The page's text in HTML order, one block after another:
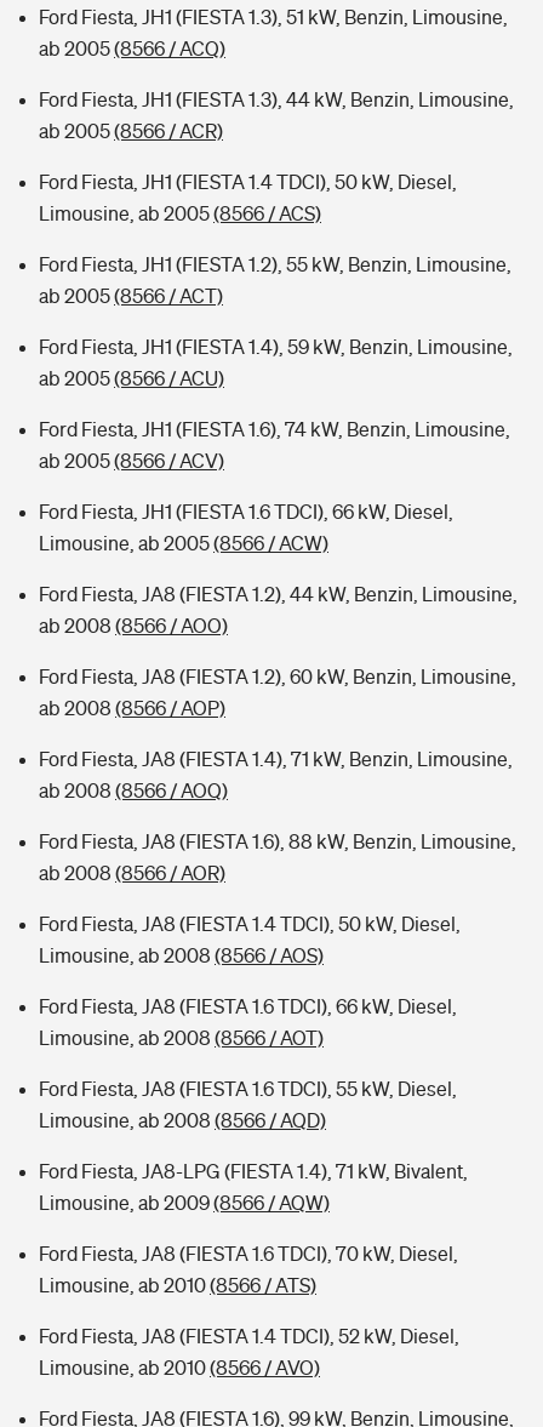
Ford Fiesta, JH1 (FIESTA 1.3), 51 kW, Benzin, Limousine,
ab 2005(8566 / ACQ)
Ford Fiesta, JH1 (FIESTA 1.3), 44 kW, Benzin, Limousine,
ab 2005(8566 / ACR)
Ford Fiesta, JH1 (FIESTA 1.4 TDCI), 50 kW, Diesel,
Limousine, ab 2005(8566 / ACS)
Ford Fiesta, JH1 (FIESTA 1.2), 55 kW, Benzin, Limousine,
ab 2005(8566 / ACT)
Ford Fiesta, JH1 (FIESTA 1.4), 59 kW, Benzin, Limousine,
ab 2005(8566 / ACU)
Ford Fiesta, JH1 (FIESTA 1.6), 74 kW, Benzin, Limousine,
ab 2005(8566 / ACV)
Ford Fiesta, JH1 (FIESTA 1.6 TDCI), 66 kW, Diesel,
Limousine, ab 2005(8566 / ACW)
Ford Fiesta, JA8 (FIESTA 1.2), 44 kW, Benzin, Limousine,
ab 2008 (8566 / AOO)
Ford Fiesta, JA8 (FIESTA 1.2), 60 kW, Benzin, Limousine,
ab 2008 (8566 / AOP)
Ford Fiesta, JA8 (FIESTA 1.4), 71 kW, Benzin, Limousine,
ab 2008 (8566 / AOQ)
Ford Fiesta, JA8 (FIESTA 1.6), 88 kW, Benzin, Limousine,
ab 2008 (8566 / AOR)
Ford Fiesta, JA8 (FIESTA 1.4 TDCI), 50 kW, Diesel,
Limousine, ab 2008 (8566 / AOS)
Ford Fiesta, JA8 (FIESTA 1.6 TDCI), 66 kW, Diesel,
Limousine, ab 2008 (8566 / AOT)
Ford Fiesta, JA8 (FIESTA 1.6 TDCI), 55 kW, Diesel,
Limousine, ab 2008 (8566 / AQD)
Ford Fiesta, JA8-LPG (FIESTA 1.4), 71 kW, Bivalent,
Limousine, ab 2009(8566 / AQW)
Ford Fiesta, JA8 (FIESTA 1.6 TDCI), 70 kW, Diesel,
Limousine, ab 2010(8566 / ATS)
Ford Fiesta, JA8 (FIESTA 1.4 TDCI), 52 kW, Diesel,
Limousine, ab 2010(8566 / AVO)
Ford Fiesta, JA8 (FIESTA 1.6), 99 kW, Benzin, Limousine,